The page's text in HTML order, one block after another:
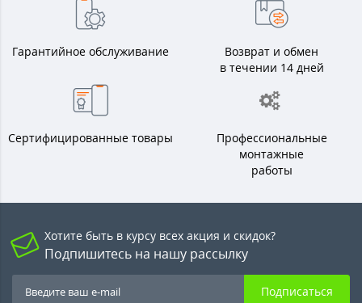
Гарантийное обслуживание
Возврат и обмен
в течении 14 дней
Сертифицированные товары
Профессиональные
монтажные
работы
Хотите быть в курсу всех акция и скидок?
Подпишитесь на нашу рассылку
Подписаться